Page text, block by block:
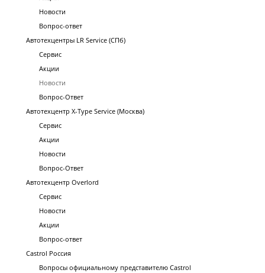
Новости
Вопрос-ответ
Автотехцентры LR Service (СПб)
Сервис
Акции
Новости
Вопрос-Ответ
Автотехцентр X-Type Service (Москва)
Сервис
Акции
Новости
Вопрос-Ответ
Автотехцентр Overlord
Сервис
Новости
Акции
Вопрос-ответ
Castrol Россия
Вопросы официальному представителю Castrol